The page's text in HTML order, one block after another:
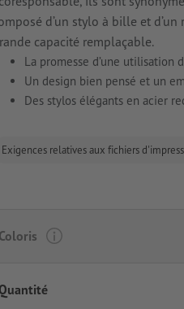
d’un stylo à bille et
capacité remplaçable.
La promesse d’une utilisation
Un design bien pensé et un
Des stylos élégants en acier
Exigences relatives aux fichiers
Coloris